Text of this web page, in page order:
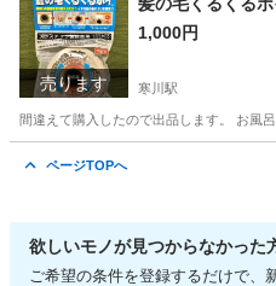
売ります
1,000円
寒川駅
間違えて購入したので出品します。 お風
ページTOPへ
欲しいモノが見つからなかった
ご希望の条件を登録するだけで、